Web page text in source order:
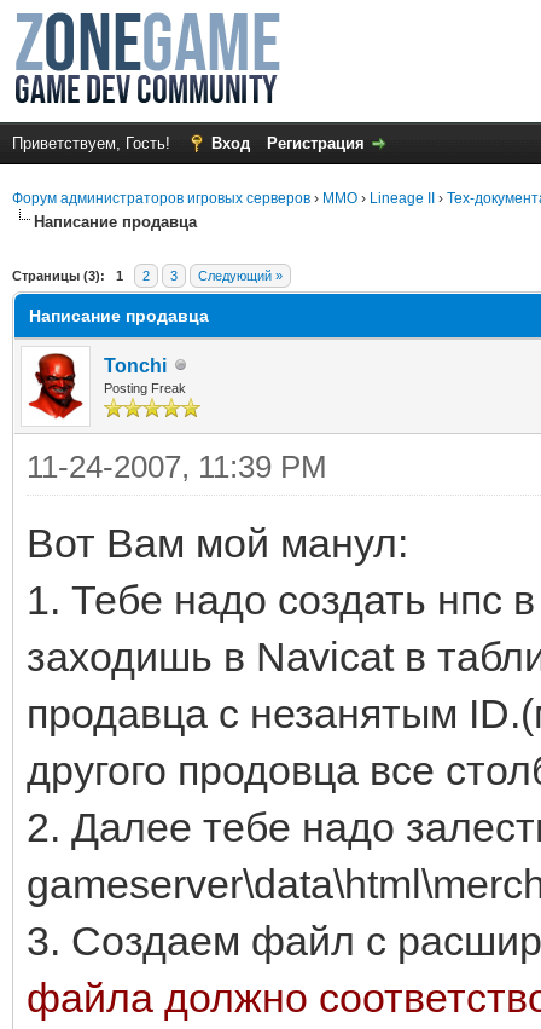
Приветствуем, Гость! Вход Регистрация
Форум администраторов игровых серверов › MMO › Lineage II › Тех-
Написание продавца
Страницы (3): 1 2 3 Следующий »
Написание продавца
Tonchi
Posting Freak
11-24-2007, 11:39 PM
Вот Вам мой манул:
1. Тебе надо создать нпс
заходишь в Nаvicat в
продавца с незанятым
другого продовца все
2. Далее тебе надо
3. Создаем файл с
файла должно